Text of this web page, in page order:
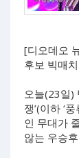
[디오데오
후보 빅매
오늘(23일)
쟁’(이하 ‘
인 무대가
않는 우승